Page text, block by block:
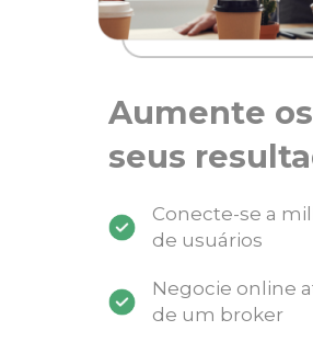
Aumente os
seus
Conecte-se a
de usuários
Negocie online
de um broker